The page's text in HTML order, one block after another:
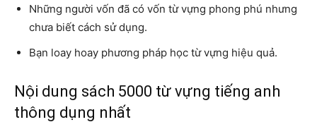
Những người vốn đã có vốn từ vựng phong phú nhưng
chưa biết cách sử dụng.
Bạn loay hoay phương pháp học từ vựng hiệu quả.
Nội dung sách 5000 từ vựng tiếng anh
thông dụng nhất